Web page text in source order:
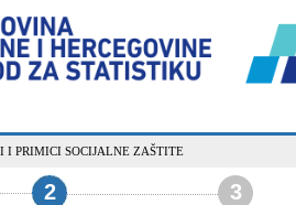
I PRIMICI SOCIJALNE ZAŠTITE
2 3